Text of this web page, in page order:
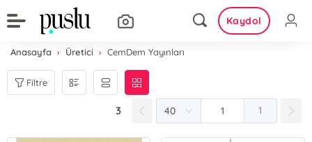
Kaydol
Anasayfa Üretici CemDem Yayınları
Filtre
3 1